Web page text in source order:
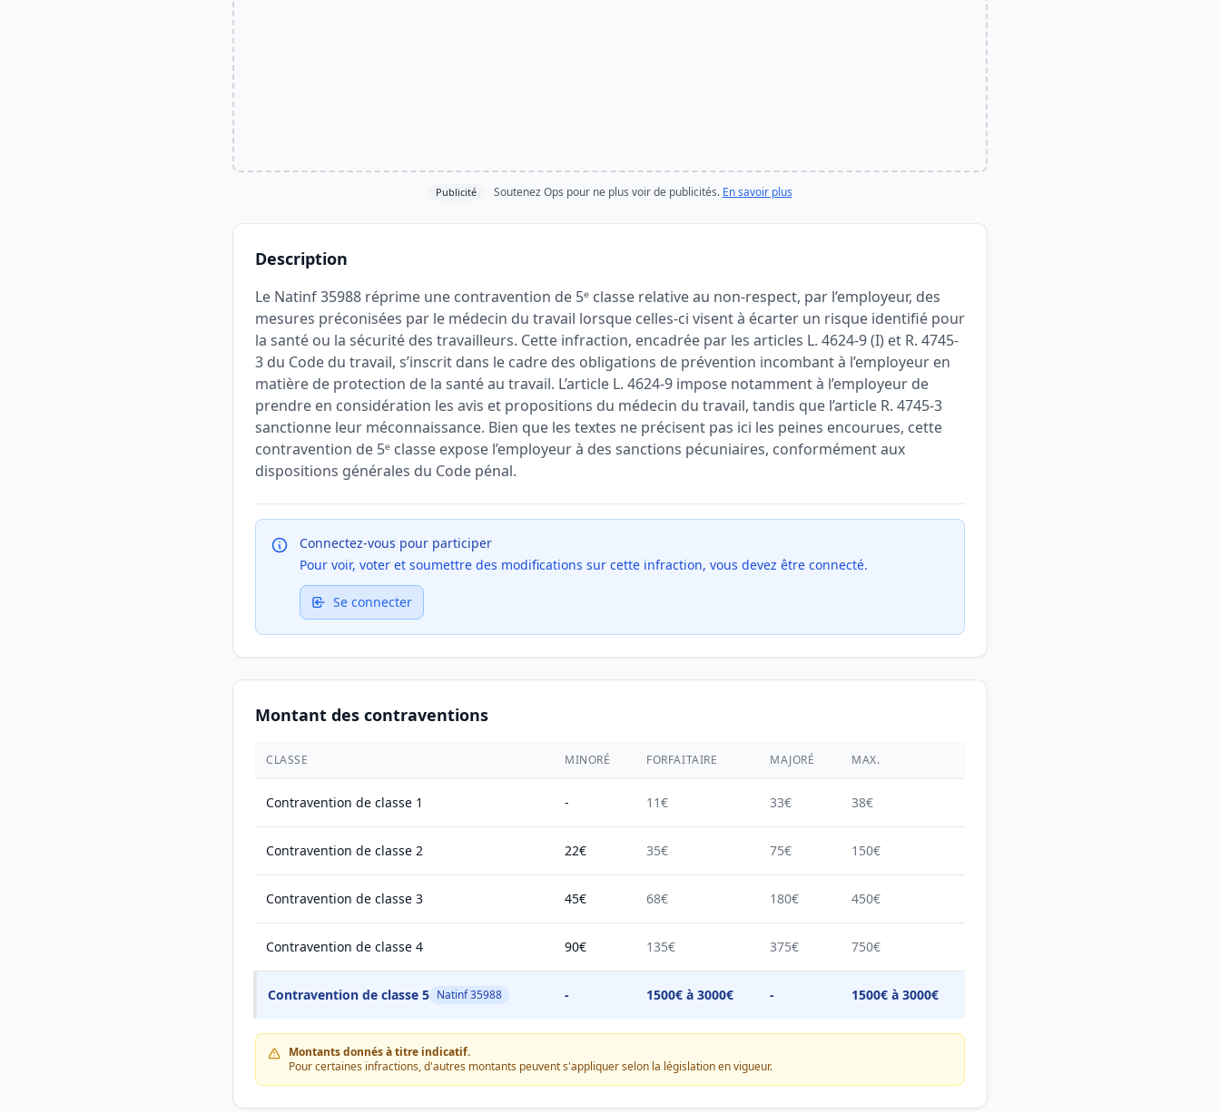
Publicité Soutenez Ops pour ne plus voir de publicités. En savoir plus
Description
Le Natinf 35988 réprime une contravention de 5ᵉ classe relative au non-respect, par l’employeur, des
mesures préconisées par le médecin du travail lorsque celles-ci visent à écarter un risque identifié pour
la santé ou la sécurité des travailleurs. Cette infraction, encadrée par les articles L. 4624-9 (I) et R. 4745-
3 du Code du travail, s’inscrit dans le cadre des obligations de prévention incombant à l’employeur en
matière de protection de la santé au travail. L’article L. 4624-9 impose notamment à l’employeur de
prendre en considération les avis et propositions du médecin du travail, tandis que l’article R. 4745-3
sanctionne leur méconnaissance. Bien que les textes ne précisent pas ici les peines encourues, cette
contravention de 5ᵉ classe expose l’employeur à des sanctions pécuniaires, conformément aux
dispositions générales du Code pénal.
Connectez-vous pour participer
Pour voir, voter et soumettre des modifications sur cette infraction, vous devez être connecté.
Se connecter
Montant des contraventions
CLASSE MINORÉ FORFAITAIRE MAJORÉ MAX.
Contravention de classe 1 - 11€ 33€ 38€
Contravention de classe 2 22€ 35€ 75€ 150€
Contravention de classe 3 45€ 68€ 180€ 450€
Contravention de classe 4 90€ 135€ 375€ 750€
Contravention de classe 5 Natinf 35988 - 1500€ à 3000€ - 1500€ à 3000€
Montants donnés à titre indicatif.
Pour certaines infractions, d'autres montants peuvent s'appliquer selon la législation en vigueur.